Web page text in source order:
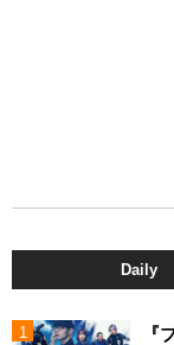
Daily
『